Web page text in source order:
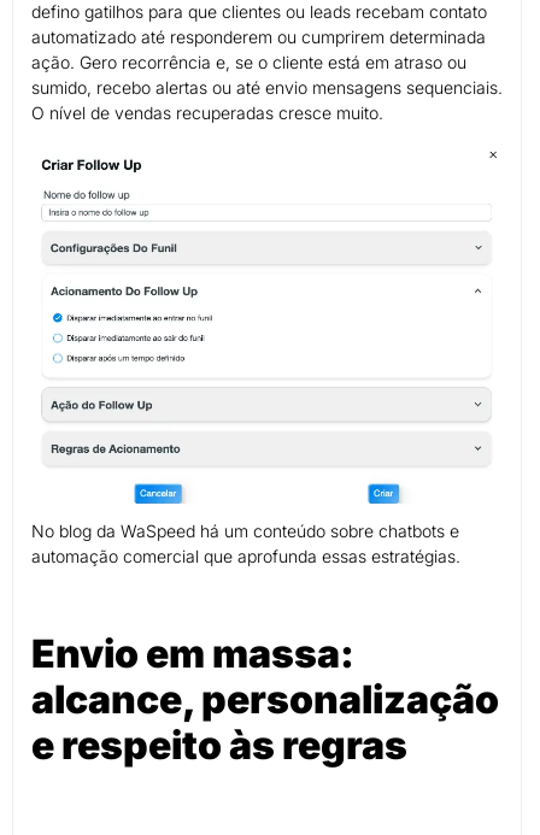
defino gatilhos para que clientes ou leads recebam contato
automatizado até responderem ou cumprirem determinada
ação. Gero recorrência e, se o cliente está em atraso ou
sumido, recebo alertas ou até envio mensagens sequenciais.
O nível de vendas recuperadas cresce muito.
No blog da WaSpeed há um conteúdo sobre chatbots e
automação comercial que aprofunda essas estratégias.
Envio em massa:
alcance, personalização
e respeito às regras